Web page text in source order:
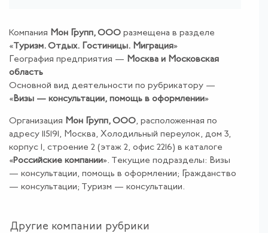
Компания Мон Групп, ООО размещена в разделе
«Туризм. Отдых. Гостиницы. Миграция»
География предприятия — Москва и Московская
область
Основной вид деятельности по рубрикатору —
« Визы — консультации, помощь в оформлении»
Организация Мон Групп, ООО, расположенная по
адресу 115191, Москва, Холодильный переулок, дом 3,
корпус 1, строение 2 (этаж 2, офис 2216) в каталоге
«Российские компании». Текущие подразделы: Визы
— консультации, помощь в оформлении; Гражданство
— консультации; Туризм — консультации.
Другие компании рубрики